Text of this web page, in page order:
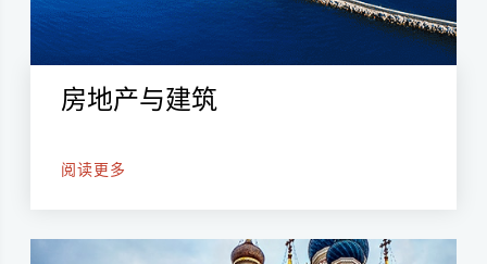
房地产与建筑
阅读更多